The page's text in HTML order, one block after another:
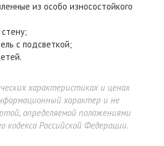
из особо износостойкого
с подсветкой;
характеристиках и ценах
характер и не
определяемой положениями
кодекса Российской Федерации.